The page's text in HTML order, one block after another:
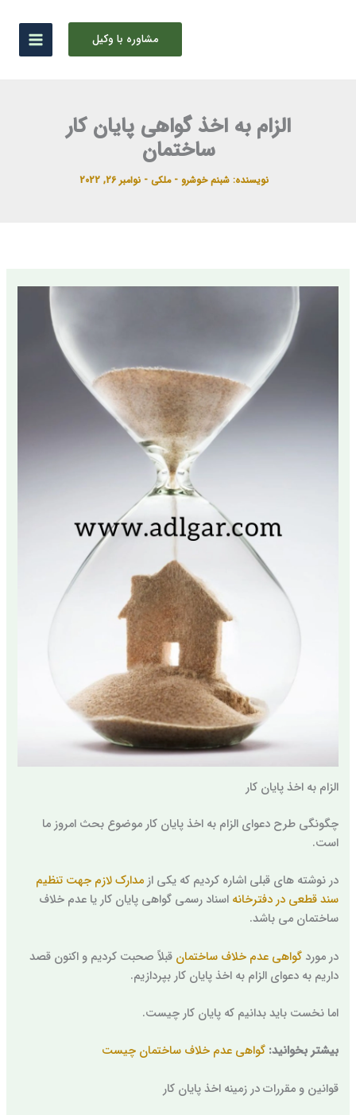
مشاوره با وکیل
الزام به اخذ گواهی پایان کار
ساختمان
نویسنده: شبنم خوشرو -ملکی - نوامبر 26, 2022
الزام به اخذ پایان کار
چگونگی طرح دعوای الزام به اخذ پایان کار موضوع بحث امروز ما
است.
در نوشته های قبلی اشاره کردیم که یکی ازمدارک لازم جهت تنظیم
سند قطعی در دفترخانهاسناد رسمی گواهی پایان کار یا عدم خلاف
ساختمان می باشد.
در موردگواهی عدم خلاف ساختمان قبلاً صحبت کردیم و اکنون قصد
داریم به دعوای الزام به اخذ پایان کار بپردازیم.
اما نخست باید بدانیم که پایان کار چیست.
بیشتر بخوانید: گواهی عدم خلاف ساختمان چیست
قوانین و مقررات در زمینه اخذ پایان کار